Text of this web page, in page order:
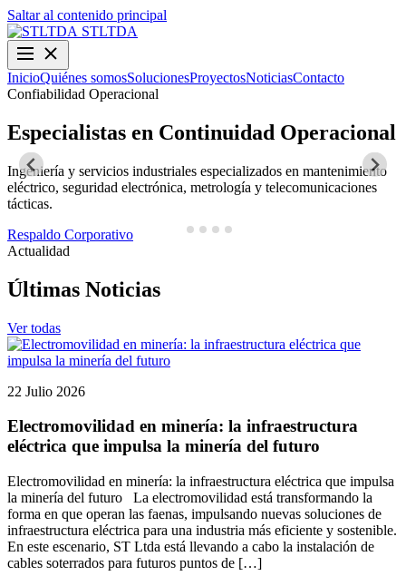
Saltar al contenido principal
STLTDA
InicioQuiénes somosSolucionesProyectosNoticiasContacto
Confiabilidad Operacional
Especialistas en Continuidad Operacional
Ingeniería y servicios industriales especializados en mantenimiento
eléctrico, seguridad electrónica, metrología y telecomunicaciones
tácticas.
Respaldo Corporativo
Actualidad
Últimas Noticias
Ver todas
22 Julio 2026
Electromovilidad en minería: la infraestructura
eléctrica que impulsa la minería del futuro
Electromovilidad en minería: la infraestructura eléctrica que impulsa
la minería del futuro La electromovilidad está transformando la
forma en que operan las faenas, impulsando nuevas soluciones de
infraestructura eléctrica para una industria más eficiente y sostenible.
En este escenario, ST Ltda está llevando a cabo la instalación de
cables soterrados para futuros puntos de […]